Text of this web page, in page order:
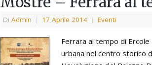
Di Admin | 17 Aprile 2014 | Eventi
Ferrara al tempo di Ercole
urbana nel centro storico